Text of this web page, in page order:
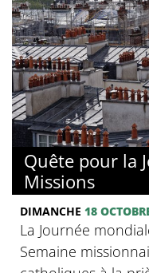
Quête pour la
Missions
DIMANCHE 18
La Journée
Semaine